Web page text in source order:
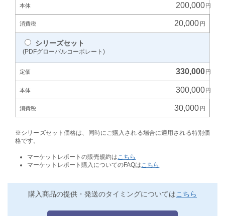
200,000
20,000
シリーズセット
(PDFグローバルコーポレート)
330,000
300,000
30,000
※シリーズセット価格は、同時にご購入される場合に適用される特別価
格です。
マーケットレポートの販売規約は こちら
マーケットレポート購入についてのFAQは こちら
購入商品の提供・発送のタイミングについてはこちら